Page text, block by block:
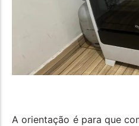
A orientação é para que